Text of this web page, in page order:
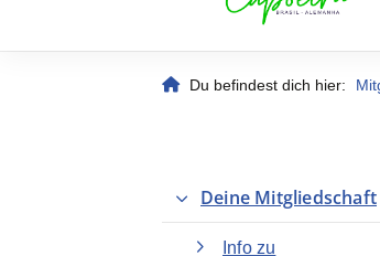
Du befindest dich hier:
Deine Mitgliedschaft
Info zu